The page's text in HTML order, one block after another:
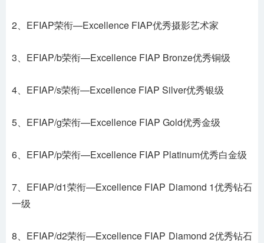
2、EFIAP荣衔—Excellence FIAP优秀摄影艺术家
3、EFIAP/b荣衔—Excellence FIAP Bronze优秀铜级
4、EFIAP/s荣衔—Excellence FIAP Silver优秀银级
5、EFIAP/g荣衔—Excellence FIAP Gold优秀金级
6、EFIAP/p荣衔—Excellence FIAP Platinum优秀白金级
7、EFIAP/d1荣衔—Excellence FIAP Diamond 1优秀钻石
一级
8、EFIAP/d2荣衔—Excellence FIAP Diamond 2优秀钻石